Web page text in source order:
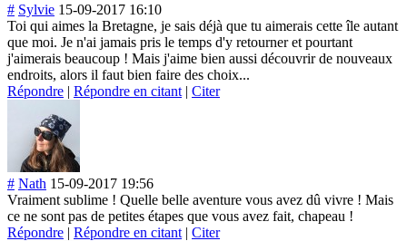
# Sylvie 15-09-2017 16:10
Toi qui aimes la Bretagne, je sais déjà que tu aimerais cette île autant
que moi. Je n'ai jamais pris le temps d'y retourner et pourtant
j'aimerais beaucoup ! Mais j'aime bien aussi découvrir de nouveaux
endroits, alors il faut bien faire des choix...
Répondre | Répondre en citant | Citer
# Nath 15-09-2017 19:56
Vraiment sublime ! Quelle belle aventure vous avez dû vivre ! Mais
ce ne sont pas de petites étapes que vous avez fait, chapeau !
Répondre | Répondre en citant | Citer